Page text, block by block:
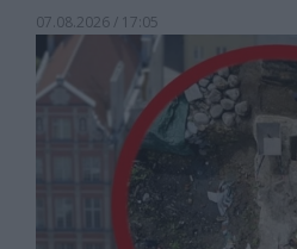
07.08.2026 / 17:05